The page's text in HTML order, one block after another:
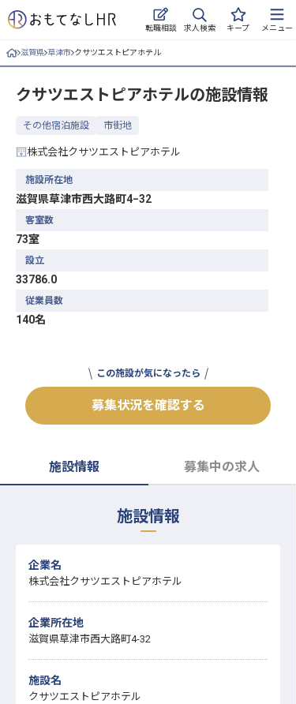
転職相談 求人検索 キープ メニュー
ログイン
求人・施設を探す
キープした求人
おもてなしHRについて
よくある質問
無料 転職サポートに申し込む
採用をお考えの企業様へ
滋賀県 草津市 クサツエストピアホテル
クサツエストピアホテルの施設情報
その他宿泊施設 市街地
株式会社クサツエストピアホテル
施設所在地
滋賀県草津市西大路町4−32
客室数
73室
設立
33786.0
従業員数
140名
この施設が気になったら
募集状況を確認する
施設情報 募集中の求人
施設情報
企業名
株式会社クサツエストピアホテル
企業所在地
滋賀県草津市西大路町4-32
施設名
クサツエストピアホテル